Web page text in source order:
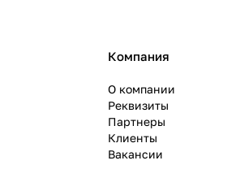
Компания
О компании
Реквизиты
Партнеры
Клиенты
Вакансии